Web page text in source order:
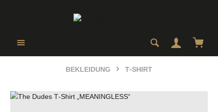
BEKLEIDUNG T-SHIRT
Bildergalerie überspringen